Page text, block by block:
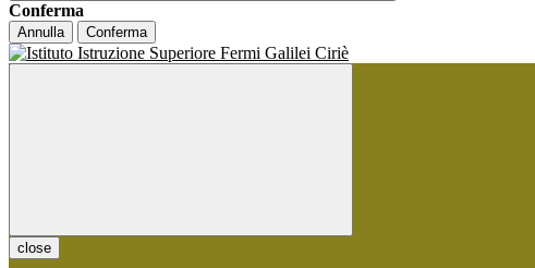
Conferma
Annulla Conferma
close